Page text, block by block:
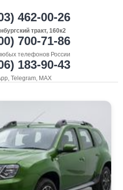
462-00-26
тракт, 160к2
700-71-86
телефонов России
183-90-43
Telegram, MAX